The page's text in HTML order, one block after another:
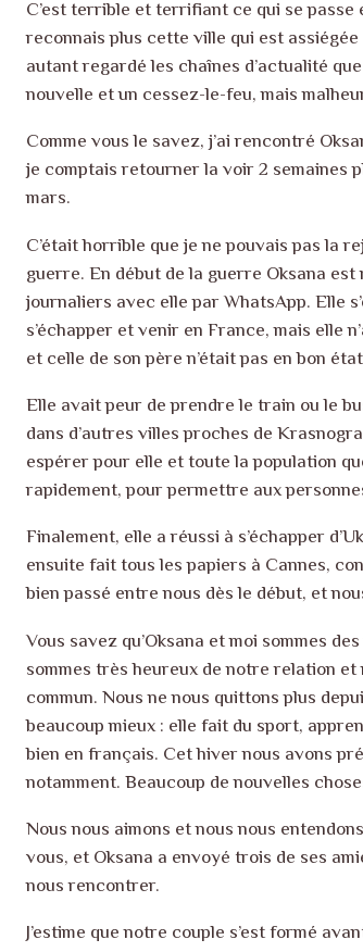
C’est terrible et terrifiant ce qui se passe
reconnais plus cette ville qui est assiégée
autant regardé les chaînes d’actualité
nouvelle et un cessez-le-feu, mais
Comme vous le savez, j’ai rencontré
je comptais retourner la voir 2 semaines
mars.
C’était horrible que je ne pouvais pas la
guerre. En début de la guerre Oksana
journaliers avec elle par WhatsApp. Elle
s’échapper et venir en France, mais elle
et celle de son père n’était pas en bon
Elle avait peur de prendre le train ou le
dans d’autres villes proches de
espérer pour elle et toute la population
rapidement, pour permettre aux
Finalement, elle a réussi à s’échapper
ensuite fait tous les papiers à Cannes,
bien passé entre nous dès le début, et
Vous savez qu’Oksana et moi sommes
sommes très heureux de notre relation
commun. Nous ne nous quittons plus
beaucoup mieux : elle fait du sport,
bien en français. Cet hiver nous avons
notamment. Beaucoup de nouvelles
Nous nous aimons et nous nous
vous, et Oksana a envoyé trois de ses
nous rencontrer.
J’estime que notre couple s’est formé